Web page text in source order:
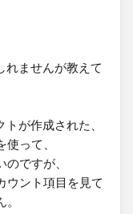
れませんが教えて
が作成された、
って、
ですが、
ウント項目を見て